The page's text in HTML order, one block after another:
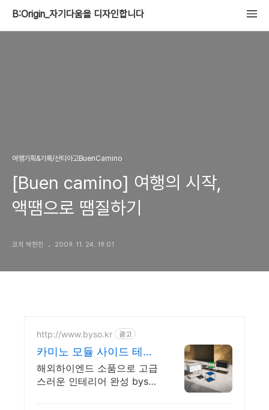
B:Origin_자기다움을 디자인합니다
여행기획&기록/산티아고BuenCamino
[Buen camino] 여행의 시작,
액땜으로 땜질하기
코치 박현진 2009. 11. 24. 19:01
http://www.byso.kr 광고
카미노 모듈 사이드 테이
블
해외하이엔드 소품으로 고급
스러운 인테리어 완성 byso